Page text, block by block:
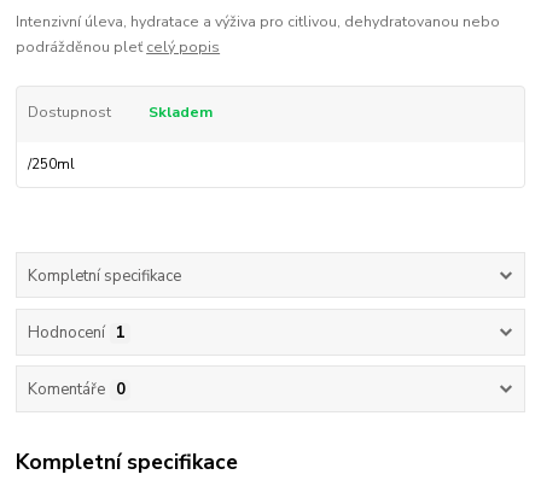
Intenzivní úleva, hydratace a výživa pro citlivou, dehydratovanou nebo
podrážděnou pleťcelý popis
Dostupnost Skladem
/250ml
Kompletní specifikace
Hodnocení 1
Komentáře 0
Kompletní specifikace